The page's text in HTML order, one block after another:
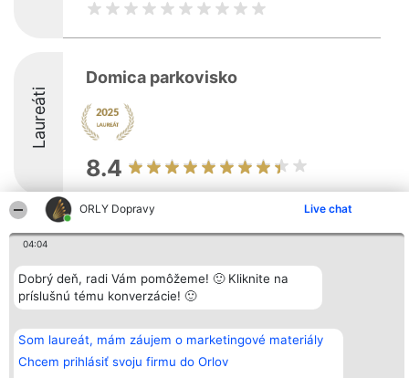
ORLY Dopravy Live chat
04:04
Dobrý deň, radi Vám pomôžeme! 🙂 Kliknite na
príslušnú tému konverzácie! 🙂
Som laureát, mám záujem o marketingové materiály
Chcem prihlásiť svoju firmu do Orlov
Laureáti
Domica parkovisko
8.4
Organizátor hodnotenia
Bright Side Solutions sp. z o.
ul. Ruska 22
Wrocław 50-079
KRS 0000749100 | Regon
381313360 | NIP 8943132676
+48 508 492 400
Hodnotenie
wszystkich
Laureatów
Podmienky
Obchodné
podmienky
Zásady
osobných
Kontakt